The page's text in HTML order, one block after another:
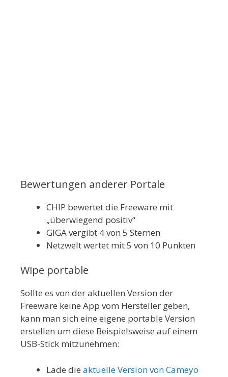
Bewertungen anderer Portale
CHIP bewertet die Freeware mit
„überwiegend positiv“
GIGA vergibt 4 von 5 Sternen
Netzwelt wertet mit 5 von 10 Punkten
Wipe portable
Sollte es von der aktuellen Version der
Freeware keine App vom Hersteller geben,
kann man sich eine eigene portable Version
erstellen um diese Beispielsweise auf einem
USB-Stick mitzunehmen:
Lade die aktuelle Version von Cameyo